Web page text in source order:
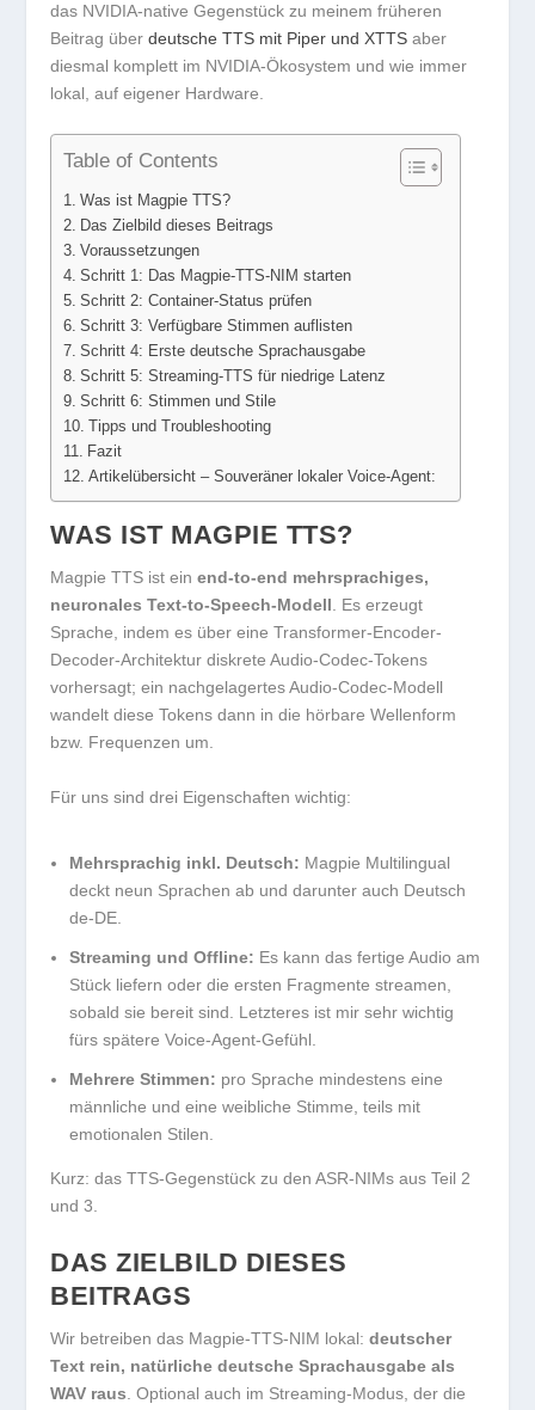
das NVIDIA-native Gegenstück zu meinem früheren
Beitrag überdeutsche TTS mit Piper und XTTS aber
diesmal komplett im NVIDIA-Ökosystem und wie immer
lokal, auf eigener Hardware.
Table of Contents
Was ist Magpie TTS?
Das Zielbild dieses Beitrags
Voraussetzungen
Schritt 1: Das Magpie-TTS-NIM starten
Schritt 2: Container-Status prüfen
Schritt 3: Verfügbare Stimmen auflisten
Schritt 4: Erste deutsche Sprachausgabe
Schritt 5: Streaming-TTS für niedrige Latenz
Schritt 6: Stimmen und Stile
Tipps und Troubleshooting
Fazit
Artikelübersicht – Souveräner lokaler Voice-Agent:
WAS IST MAGPIE TTS?
Magpie TTS ist einend-to-end mehrsprachiges,
neuronales Text-to-Speech-Modell. Es erzeugt
Sprache, indem es über eine Transformer-Encoder-
Decoder-Architektur diskrete Audio-Codec-Tokens
vorhersagt; ein nachgelagertes Audio-Codec-Modell
wandelt diese Tokens dann in die hörbare Wellenform
bzw. Frequenzen um.
Für uns sind drei Eigenschaften wichtig:
Mehrsprachig inkl. Deutsch: Magpie Multilingual
deckt neun Sprachen ab und darunter auch Deutsch
de-DE
Streaming und Offline: Es kann das fertige Audio am
Stück liefern oder die ersten Fragmente streamen,
sobald sie bereit sind. Letzteres ist mir sehr wichtig
fürs spätere Voice-Agent-Gefühl.
Mehrere Stimmen: pro Sprache mindestens eine
männliche und eine weibliche Stimme, teils mit
emotionalen Stilen.
Kurz: das TTS-Gegenstück zu den ASR-NIMs aus Teil 2
und 3.
DAS ZIELBILD DIESES
BEITRAGS
Wir betreiben das Magpie-TTS-NIM lokal:deutscher
Text rein, natürliche deutsche Sprachausgabe als
WAV raus . Optional auch im Streaming-Modus, der die